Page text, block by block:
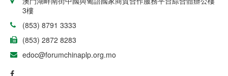
3樓
(853) 8791 3333
(853) 2872 8283
edoc@forumchinaplp.org.mo